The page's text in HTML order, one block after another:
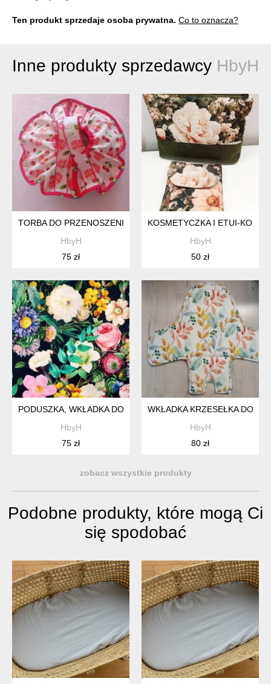
Ten produkt sprzedaje osoba prywatna. Co to oznacza?
Inne produkty sprzedawcy HbyH
TORBA DO PRZENOSZENIA CIASTA, ZAPIEKANKI, TACY,
HbyH
75 zł
KOSMETYCZKA I ETUI-
HbyH
50 zł
PODUSZKA, WKŁADKA DO KRZESEŁKA IKEA-ANTILOP-
HbyH
75 zł
WKŁADKA KRZESEŁKA DO
HbyH
80 zł
zobacz wszystkie produkty
Podobne produkty, które mogą Ci
się spodobać